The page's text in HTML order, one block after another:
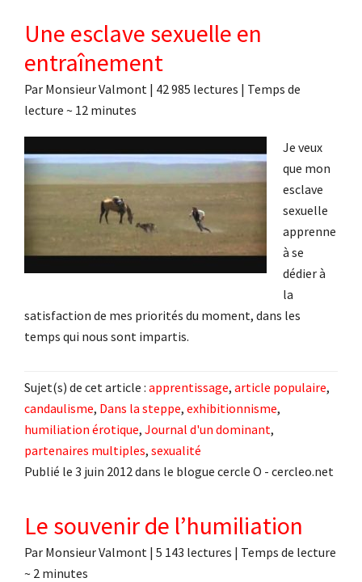
Une esclave sexuelle en
entraînement
Par Monsieur Valmont | 42 985 lectures | Temps de
lecture ~ 12 minutes
Je veux
que mon
esclave
sexuelle
apprenne
à se
dédier à
la
satisfaction de mes priorités du moment, dans les
temps qui nous sont impartis.
Sujet(s) de cet article : apprentissage, article populaire,
candaulisme, Dans la steppe, exhibitionnisme,
humiliation érotique, Journal d'un dominant,
partenaires multiples, sexualité
Publié le 3 juin 2012 dans le blogue cercle O - cercleo.net
Le souvenir de l’humiliation
Par Monsieur Valmont | 5 143 lectures | Temps de lecture
~ 2 minutes